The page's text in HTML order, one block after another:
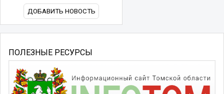
ДОБАВИТЬ НОВОСТЬ
ПОЛЕЗНЫЕ РЕСУРСЫ